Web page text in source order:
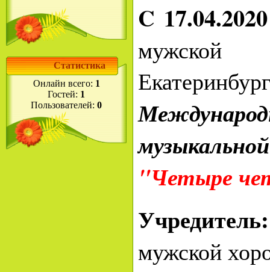
Статистика
Онлайн всего: 1
Гостей: 1
Пользователей: 0
C
мужской
"Четыре
мужской